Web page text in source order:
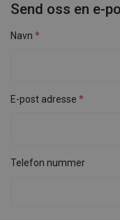
Send oss en e-
Navn
E-post adresse
Telefon nummer